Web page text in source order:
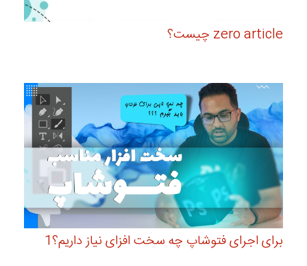
zero article چیست؟
برای اجرای فتوشاپ چه سخت افزای نیاز داریم؟1